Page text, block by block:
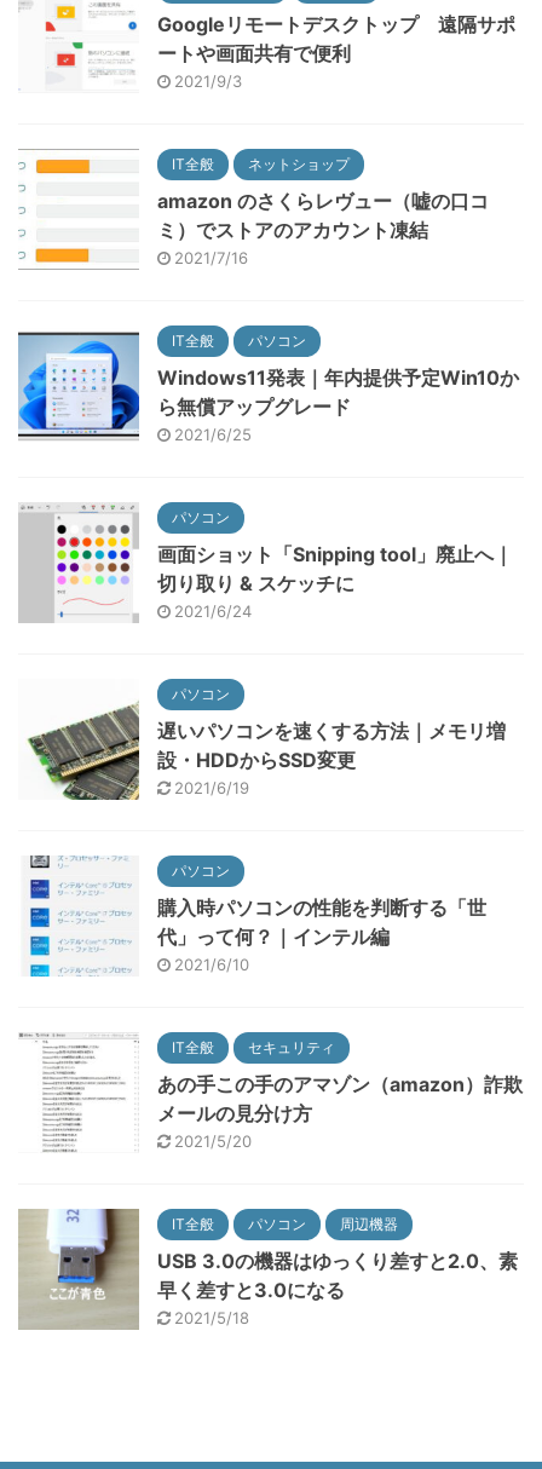
Googleリモートデスクトップ 遠隔サポ
ートや画面共有で便利
2021/9/3
IT全般 ネットショップ
amazon のさくらレヴュー（嘘の口コ
ミ）でストアのアカウント凍結
2021/7/16
IT全般 パソコン
Windows11発表｜年内提供予定Win10か
ら無償アップグレード
2021/6/25
パソコン
画面ショット「Snipping tool」廃止へ｜
切り取り & スケッチに
2021/6/24
パソコン
遅いパソコンを速くする方法｜メモリ増
設・HDDからSSD変更
2021/6/19
パソコン
購入時パソコンの性能を判断する「世
代」って何？｜インテル編
2021/6/10
IT全般 セキュリティ
あの手この手のアマゾン（amazon）詐欺
メールの見分け方
2021/5/20
IT全般 パソコン 周辺機器
USB 3.0の機器はゆっくり差すと2.0、素
早く差すと3.0になる
2021/5/18